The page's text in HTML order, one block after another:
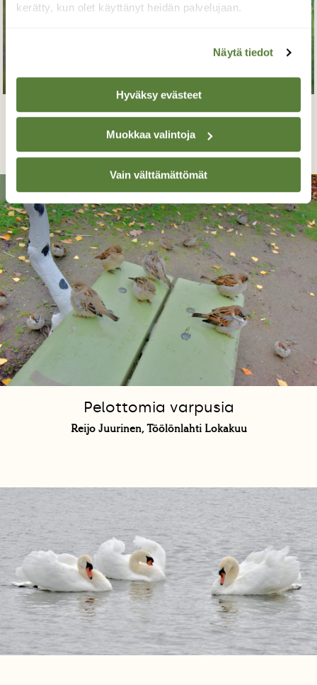
kerätty, kun olet käyttänyt heidän palvelujaan.
Näytä tiedot
Hyväksy evästeet
Muokkaa valintoja
Vain välttämättömät
Pyy
Leena Latvala, Ilmajoki 3.10.2021
Pelottomia varpusia
Reijo Juurinen, Töölönlahti Lokakuu